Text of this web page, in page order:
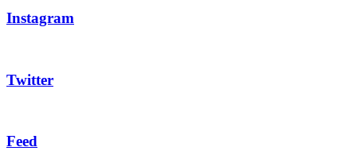
Instagram
Twitter
Feed